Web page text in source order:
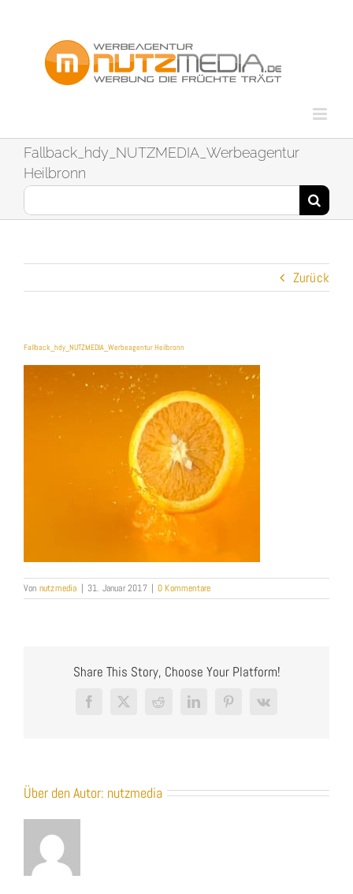
Fallback_hdy_NUTZMEDIA_Werbeagentur
Heilbronn
Suche
nach:
Zurück
Fallback_hdy_NUTZMEDIA_Werbeagentur Heilbronn
Von nutzmedia | 31. Januar 2017 | 0 Kommentare
Share This Story, Choose Your Platform!
Facebook
X RedditLinkedInPinterest
Vk
Über den Autor: nutzmedia